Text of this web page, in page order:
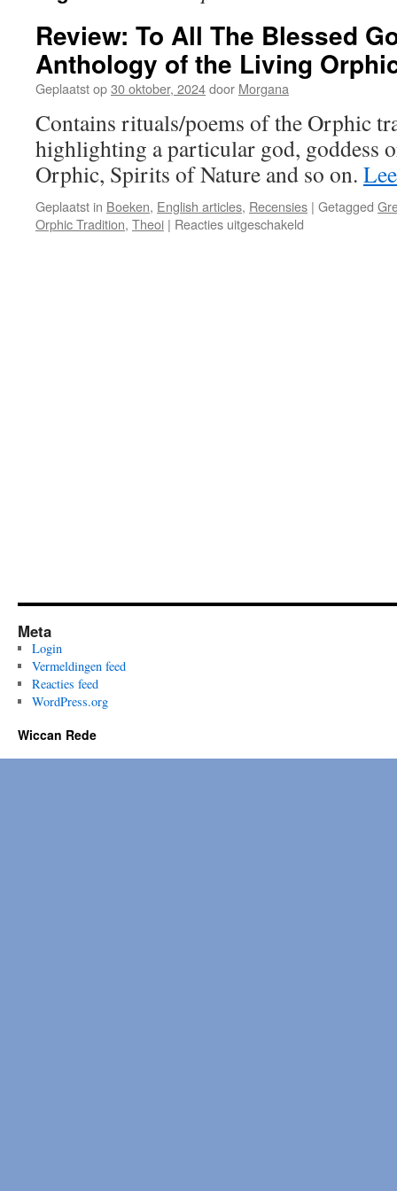
Review: To All The Blessed
Anthology of the Living
Geplaatst op30 oktober, 2024door Morgana
Contains rituals/poems of the Orphic
highlighting a particular god, goddess
Orphic, Spirits of Nature and so on.
Geplaatst in Boeken, English articles, Recensies | Getagged
Orphic Tradition, Theoi | Reacties uitgeschakeld
Meta
Login
Vermeldingen feed
Reacties feed
WordPress.org
Wiccan Rede